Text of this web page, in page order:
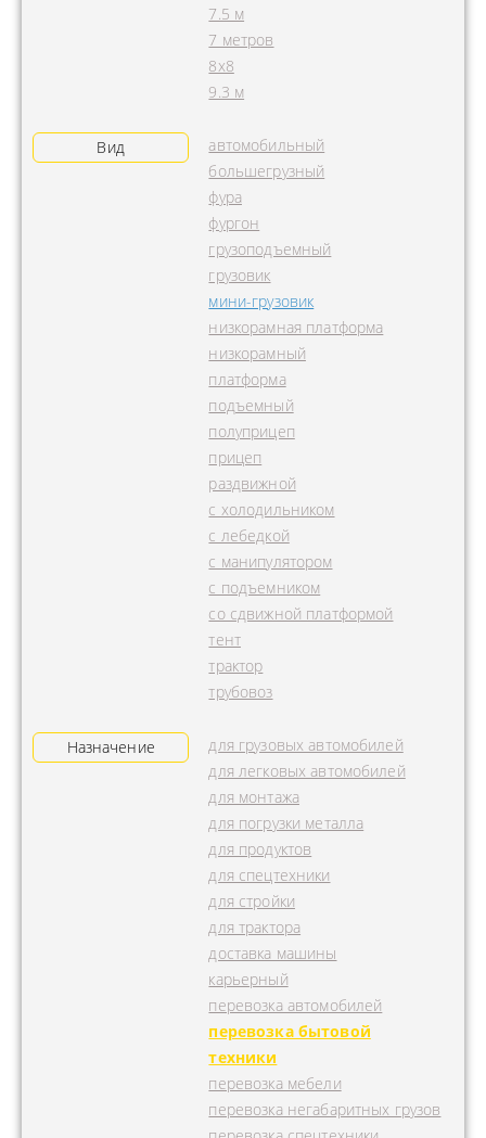
7.5 м
7 метров
8х8
9.3 м
Вид
автомобильный
большегрузный
фура
фургон
грузоподъемный
грузовик
мини-грузовик
низкорамная платформа
низкорамный
платформа
подъемный
полуприцеп
прицеп
раздвижной
с холодильником
с лебедкой
с манипулятором
с подъемником
со сдвижной платформой
тент
трактор
трубовоз
Назначение
для грузовых автомобилей
для легковых автомобилей
для монтажа
для погрузки металла
для продуктов
для спецтехники
для стройки
для трактора
доставка машины
карьерный
перевозка автомобилей
перевозка бытовой
техники
перевозка мебели
перевозка негабаритных грузов